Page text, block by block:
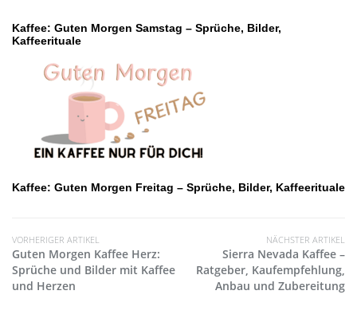
Kaffee: Guten Morgen Samstag – Sprüche, Bilder,
Kaffeerituale
Kaffee: Guten Morgen Freitag – Sprüche, Bilder, Kaffeerituale
VORHERIGER ARTIKEL
Guten Morgen Kaffee Herz:
Sprüche und Bilder mit Kaffee
und Herzen
NÄCHSTER ARTIKEL
Sierra Nevada Kaffee –
Ratgeber, Kaufempfehlung,
Anbau und Zubereitung